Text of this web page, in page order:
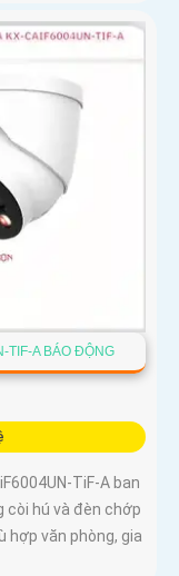
TIF-A BÁO ĐỘNG
TiF-A ban
còi hú và đèn chớp
hợp văn phòng, gia